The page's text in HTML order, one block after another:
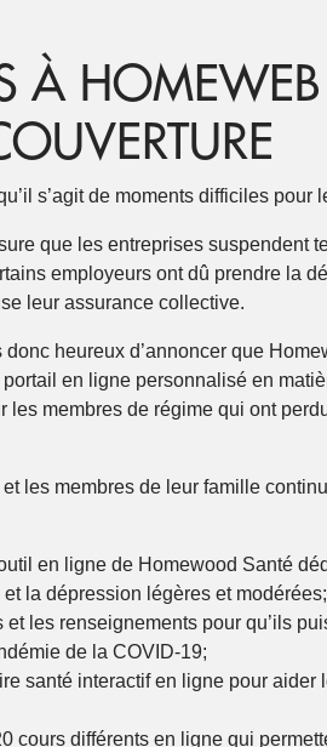
À HOMEWEB
s’agit de moments difficiles
que les entreprises suspendent
employeurs ont dû prendre la
leur assurance collective.
donc heureux d’annoncer que
en ligne personnalisé en
les membres de régime qui ont
les membres de leur famille
en ligne de Homewood Santé
la dépression légères et modérées;
et les renseignements pour qu’ils
de la COVID-19;
santé interactif en ligne pour
différents en ligne qui